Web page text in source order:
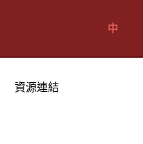
中
資源連結